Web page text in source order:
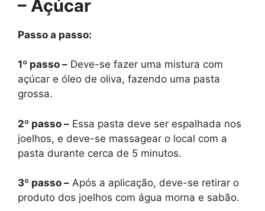
– Açúcar
Passo a passo:
1º passo – Deve-se fazer uma mistura com
açúcar e óleo de oliva, fazendo uma pasta
grossa.
2º passo – Essa pasta deve ser espalhada nos
joelhos, e deve-se massagear o local com a
pasta durante cerca de 5 minutos.
3º passo – Após a aplicação, deve-se retirar o
produto dos joelhos com água morna e sabão.